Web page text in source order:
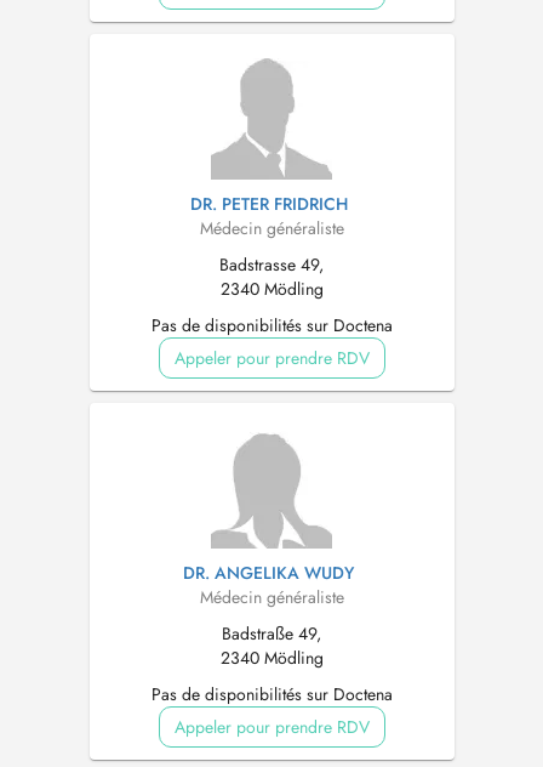
DR. PETER FRIDRICH
Médecin généraliste
Badstrasse 49,
2340 Mödling
Pas de disponibilités sur Doctena
Appeler pour prendre RDV
DR. ANGELIKA WUDY
Médecin généraliste
Badstraße 49,
2340 Mödling
Pas de disponibilités sur Doctena
Appeler pour prendre RDV